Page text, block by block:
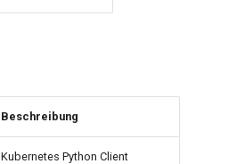
Beschreibung
Kubernetes Python Client